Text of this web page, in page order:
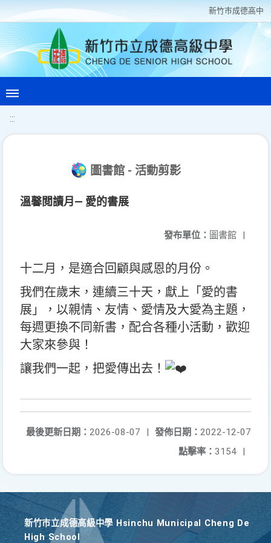
新竹巿成德高中
:::
圖書館 - 活動剪影
溫馨閲讀月— 愛的書展
發布單位： 圖書館 |
十二月，是適合回顧與感恩的月份。
我們在歲末，連續三十天，獻上「愛的書
展」，以親情、友情、愛情及大愛為主題，
每週更換不同新書，配合各種小活動，歡迎
大家來參與！
讓我們一起，把愛傳出去！
發佈日期： 2022-12-07
最後更新日期： 2026-08-07
|
點擊率： 3154 |
新竹巿立成德高級中學 Hsinchu Municipal Cheng De
High School